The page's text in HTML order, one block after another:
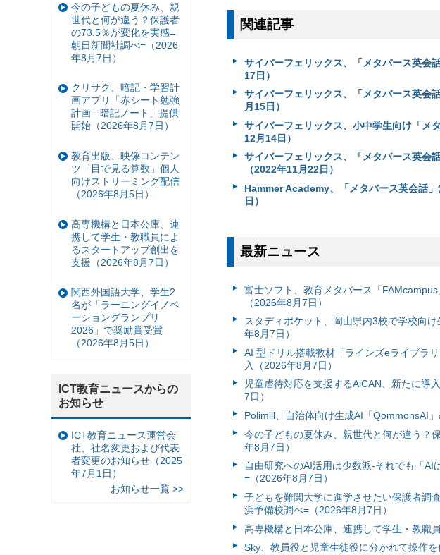
関連記事
サイバーフェリックス、「メタバース英会
17日）
サイバーフェリックス、「メタバース英会
月15日）
サイバーフェリックス、小中学生向け「メ
12月14日）
サイバーフェリックス、「メタバース英会
（2022年11月22日）
Hammer Academy、「メタバース英会話
日）
最新ニュース
富⼠ソフト、教育メタバース「
（2026年8月7日）
スタディポケット、岡山県内3校で学校向
年8月7日）
AI 型ドリル搭載教材「ラインズeライブラ
入（2026年8月7日）
児童虐待対応を支援するAiCAN、新たに導
7日）
Polimill、自治体向け生成AI「QommonsAI
今の子どもの夏休み、親世代と何が違う？
年8月7日）
自由研究へのAI活用は少数派-それでも「
=（2026年8月7日）
子どもを難関大学に進学させたい保護者調
浜予備校調べ=（2026年8月7日）
高専機構と日本公庫、連携して学生・教職
Sky、教員役と児童生徒役に分かれて操作
今の子どもの夏休み、親
世代と何が違う？保護者
の73.5％が変化を実感=
朝日新聞社調べ=（2026
年8月7日）
クリサク、暗記・学習計
画アプリ「赤シート勉強
計画 - 暗記ノート」提供
開始（2026年8月7日）
教育出版、映像コンテン
ツ「目で見る算数」個人
向けストリーミング配信
（2026年8月5日）
高専機構と日本公庫、連
携して学生・教職員によ
るスタートアップ創出を
支援（2026年8月7日）
関西外国語大学、学生2
名が「ラーニングイノベ
ーショングランプリ
2026」で奨励賞受賞
（2026年8月5日）
ICT教育ニュースからの
お知らせ
ICT教育ニュース運営会
社、社名変更および代表
者変更のお知らせ（2025
年7月1日）
お知らせ一覧 >>